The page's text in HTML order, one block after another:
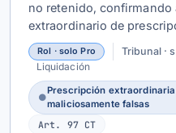
no retenido, confirmando
extraordinario de
declaraciones
de chatarra.
Rol · solo Pro Tribunal ·
Liquidación
●
Prescripción
maliciosamente falsas
Art. 97 CT